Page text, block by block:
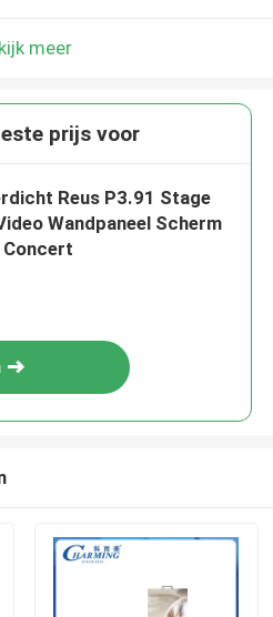
meer
prijs voor
Reus P3.91 Stage
Wandpaneel Scherm